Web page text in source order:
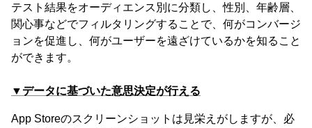
テスト結果をオーディエンス別に分類し、性別、年齢層、
関心事などでフィルタリングすることで、何がコンバージ
ョンを促進し、何がユーザーを遠ざけているかを知ること
ができます。
▼データに基づいた意思決定が行える
App Storeのスクリーンショットは見栄えがしますが、必